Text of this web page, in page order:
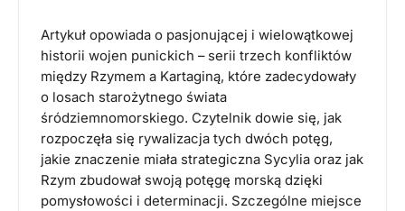
Artykuł opowiada o pasjonującej i wielowątkowej
historii wojen punickich – serii trzech konfliktów
między Rzymem a Kartaginą, które zadecydowały
o losach starożytnego świata
śródziemnomorskiego. Czytelnik dowie się, jak
rozpoczęła się rywalizacja tych dwóch potęg,
jakie znaczenie miała strategiczna Sycylia oraz jak
Rzym zbudował swoją potęgę morską dzięki
pomysłowości i determinacji. Szczególne miejsce